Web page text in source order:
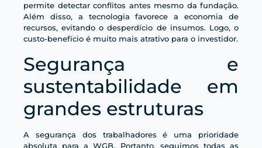
permite detectar conflitos antes mesmo da fundação.
Além disso, a tecnologia favorece a economia de
recursos, evitando o desperdício de insumos. Logo, o
custo-benefício é muito mais atrativo para o investidor.
Segurança e
sustentabilidade em
grandes estruturas
A segurança dos trabalhadores é uma prioridade
absoluta para a WGB. Portanto, seguimos todas as